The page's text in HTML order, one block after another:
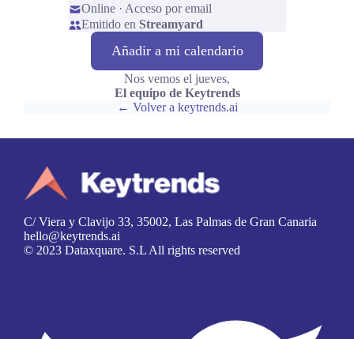
Online · Acceso por email
Emitido en Streamyard
Añadir a mi calendario
Nos vemos el jueves,
El equipo de Keytrends
← Volver a keytrends.ai
C/ Viera y Clavijo 33, 35002, Las Palmas de Gran Canaria
hello@keytrends.ai
© 2023 Dataxquare. S.L All rights reserved